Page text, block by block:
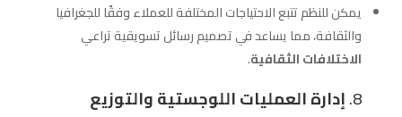
يمكن للنظم تتبع الاحتياجات المختلفة للعملاء وفقًا للجغرافيا
والثقافة، مما يساعد في تصميم رسائل تسويقية تراعي
الاختلافات الثقافية.
8. إدارة العمليات اللوجستية والتوزيع